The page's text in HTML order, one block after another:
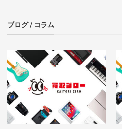
ブログ / コラム